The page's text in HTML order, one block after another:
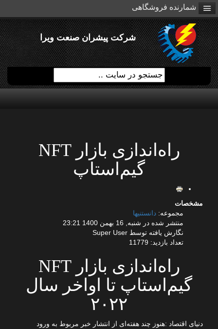
شرکت پیشران صنعت ویرا
راه‌اندازی بازار NFT
گیم‌استاپ
مشخصات
مجموعه: دانستنیها
منتشر شده در شنبه, 16 بهمن 1400 23:21
نگارش یافته توسط Super User
تعداد بازدید: 11779
راه‌اندازی بازار NFT
گیم‌استاپ تا اواخر سال
۲۰۲۲
دنیای اقتصاد :هنوز چند هفته‌ای از انتشار خبر مربوط به ورود
شمارنده فروشگاهی